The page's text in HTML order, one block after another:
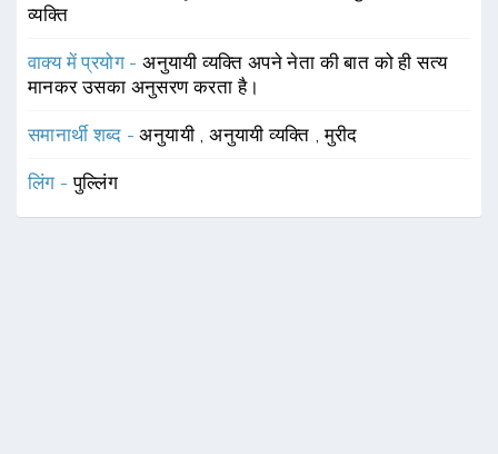
व्यक्ति
वाक्य में प्रयोग -अनुयायी व्यक्ति अपने नेता की बात को ही सत्य
मानकर उसका अनुसरण करता है।
समानार्थी शब्द -अनुयायी ,अनुयायी व्यक्ति ,मुरीद
लिंग -पुल्लिंग